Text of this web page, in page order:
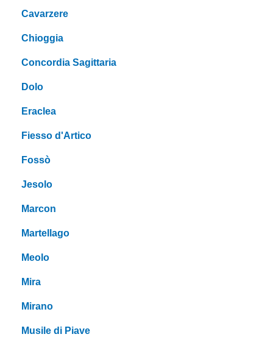
Cavarzere
Chioggia
Concordia Sagittaria
Dolo
Eraclea
Fiesso d'Artico
Fossò
Jesolo
Marcon
Martellago
Meolo
Mira
Mirano
Musile di Piave